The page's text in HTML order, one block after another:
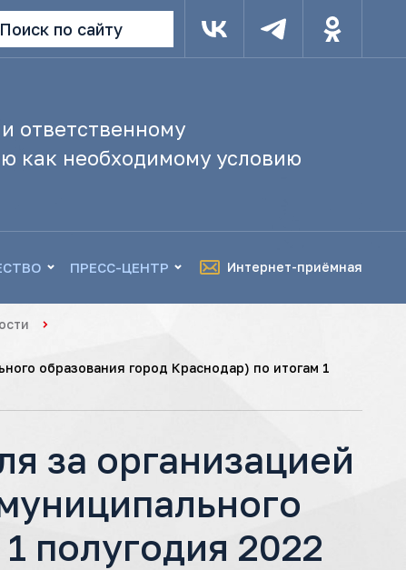
Поиск по сайту
ответственному
как необходимому условию
ПРЕСС-ЦЕНТР Интернет-приёмная
образования город Краснодар) по итогам 1
за организацией
полугодия 2022